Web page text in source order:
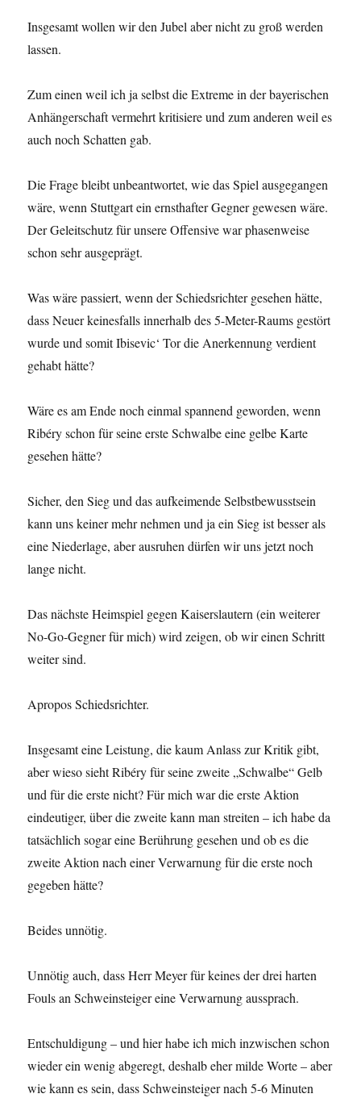
Insgesamt wollen wir den Jubel aber nicht zu groß werden
lassen.
Zum einen weil ich ja selbst die Extreme in der bayerischen
Anhängerschaft vermehrt kritisiere und zum anderen weil es
auch noch Schatten gab.
Die Frage bleibt unbeantwortet, wie das Spiel ausgegangen
wäre, wenn Stuttgart ein ernsthafter Gegner gewesen wäre.
Der Geleitschutz für unsere Offensive war phasenweise
schon sehr ausgeprägt.
Was wäre passiert, wenn der Schiedsrichter gesehen hätte,
dass Neuer keinesfalls innerhalb des 5-Meter-Raums gestört
wurde und somit Ibisevic‘ Tor die Anerkennung verdient
gehabt hätte?
Wäre es am Ende noch einmal spannend geworden, wenn
Ribéry schon für seine erste Schwalbe eine gelbe Karte
gesehen hätte?
Sicher, den Sieg und das aufkeimende Selbstbewusstsein
kann uns keiner mehr nehmen und ja ein Sieg ist besser als
eine Niederlage, aber ausruhen dürfen wir uns jetzt noch
lange nicht.
Das nächste Heimspiel gegen Kaiserslautern (ein weiterer
No-Go-Gegner für mich) wird zeigen, ob wir einen Schritt
weiter sind.
Apropos Schiedsrichter.
Insgesamt eine Leistung, die kaum Anlass zur Kritik gibt,
aber wieso sieht Ribéry für seine zweite „Schwalbe“ Gelb
und für die erste nicht? Für mich war die erste Aktion
eindeutiger, über die zweite kann man streiten – ich habe da
tatsächlich sogar eine Berührung gesehen und ob es die
zweite Aktion nach einer Verwarnung für die erste noch
gegeben hätte?
Beides unnötig.
Unnötig auch, dass Herr Meyer für keines der drei harten
Fouls an Schweinsteiger eine Verwarnung aussprach.
Entschuldigung – und hier habe ich mich inzwischen schon
wieder ein wenig abgeregt, deshalb eher milde Worte – aber
wie kann es sein, dass Schweinsteiger nach 5-6 Minuten